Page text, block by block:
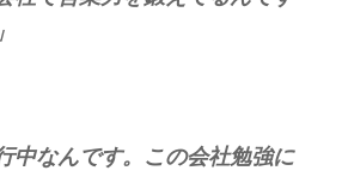
中なんです。この会社勉強に